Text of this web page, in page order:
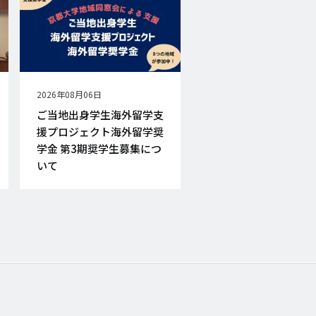
公
開
日
2026年08月06日
ご当地出身学生海外留学支
援プロジェクト海外留学奨
学金 第3期奨学生募集につ
いて